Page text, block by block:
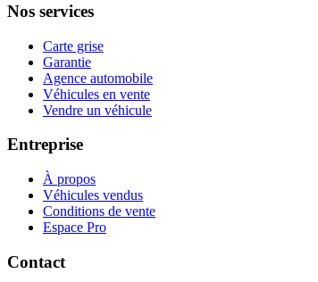
Nos services
Carte grise
Garantie
Agence automobile
Véhicules en vente
Vendre un véhicule
Entreprise
À propos
Véhicules vendus
Conditions de vente
Espace Pro
Contact